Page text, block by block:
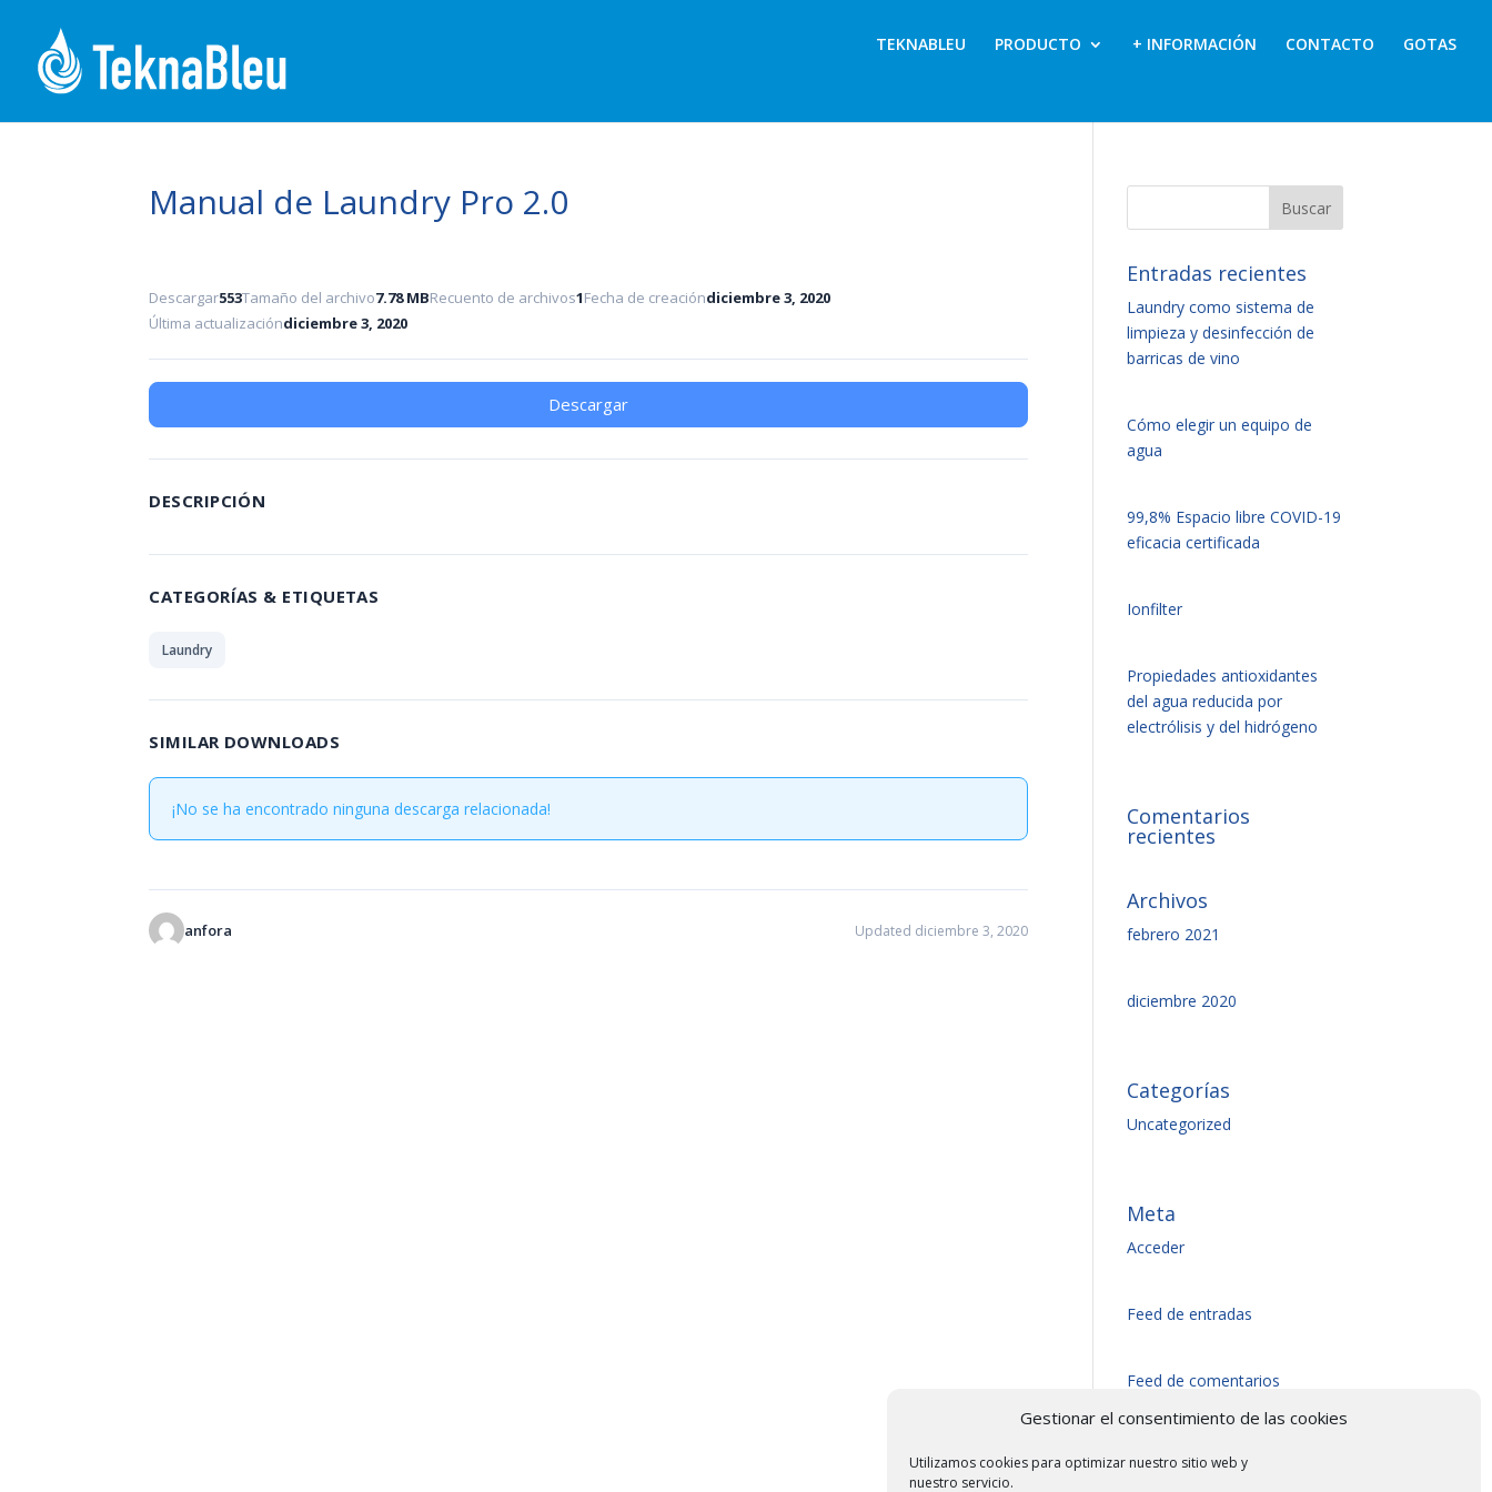
Gestionar el consentimiento de las cookies
Utilizamos cookies para optimizar nuestro sitio web y
nuestro servicio.
TEKNABLEU PRODUCTO + INFORMACIÓN CONTACTO GOTAS
Manual de Laundry Pro 2.0
Descargar553Tamaño del archivo7.78 MBRecuento de archivos1Fecha de creacióndiciembre 3, 2020
Última actualizacióndiciembre 3, 2020
Descargar
DESCRIPCIÓN
CATEGORÍAS & ETIQUETAS
Laundry
SIMILAR DOWNLOADS
¡No se ha encontrado ninguna descarga relacionada!
anfora Updated diciembre 3, 2020
Entradas recientes
Laundry como sistema de
limpieza y desinfección de
barricas de vino
Cómo elegir un equipo de
agua
99,8% Espacio libre COVID-19
eficacia certificada
Ionfilter
Propiedades antioxidantes
del agua reducida por
electrólisis y del hidrógeno
Comentarios
recientes
Archivos
febrero 2021
diciembre 2020
Categorías
Uncategorized
Meta
Acceder
Feed de entradas
Feed de comentarios